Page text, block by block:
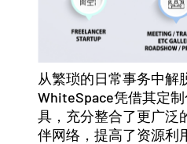
从繁琐的日常事务中解
WhiteSpace凭借其定
具，充分整合了更广泛
伴网络，提高了资源利